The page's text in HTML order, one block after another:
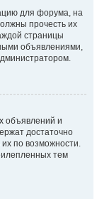
для форума, на
прочесть их
страницы
объявлениями,
объявлений и
достаточно
по возможности.
тем